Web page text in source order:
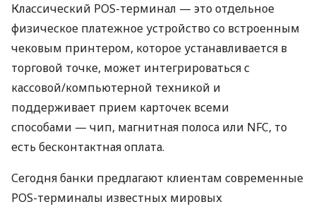
Классический POS-терминал — это отдельное
физическое платежное устройство со встроенным
чековым принтером, которое устанавливается в
торговой точке, может интегрироваться с
кассовой/компьютерной техникой и
поддерживает прием карточек всеми
способами — чип, магнитная полоса или NFC, то
есть бесконтактная оплата.
Сегодня банки предлагают клиентам современные
POS-терминалы известных мировых